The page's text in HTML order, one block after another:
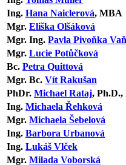
Ing. Hana Naiclerová, MBA
Mgr. Eliška Olšáková
Mgr. Ing. Pavla Pivoňka
Mgr. Lucie Potůčková
Bc. Petra Quittová
Mgr. Bc. Vít Rakušan
PhDr. Michael Rataj,
Ing. Michaela Řehková
Mgr. Michaela Šebelová
Ing. Barbora Urbanová
Ing. Lukáš Vlček
Mgr. Milada Voborská